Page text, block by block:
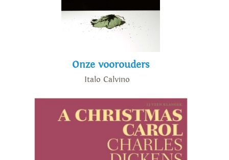
Onze voorouders
Italo Calvino